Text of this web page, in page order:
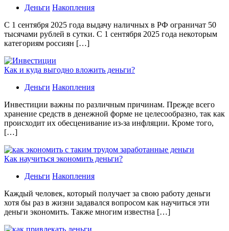
Деньги Накопления
С 1 сентября 2025 года выдачу наличных в РФ ограничат 50
тысячами рублей в сутки. С 1 сентября 2025 года некоторым
категориям россиян […]
Как и куда выгодно вложить деньги?
Деньги Накопления
Инвестиции важны по различным причинам. Прежде всего
хранение средств в денежной форме не целесообразно, так как
происходит их обесценивание из-за инфляции. Кроме того,
[…]
Как научиться экономить деньги?
Деньги Накопления
Каждый человек, который получает за свою работу деньги
хотя бы раз в жизни задавался вопросом как научиться эти
деньги экономить. Также многим известна […]